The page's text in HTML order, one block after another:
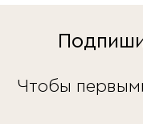
Чтобы